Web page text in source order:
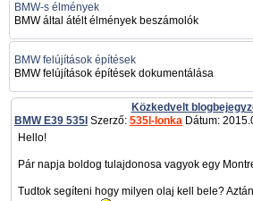
BMW-s élmények
BMW által átélt élmények beszámolók
BMW felújítások építések
BMW felújítások építések dokumentálása
Közkedvelt
BMW E39 535I Szerző: 535I-lonka Dátum:
Hello!
Pár napja boldog tulajdonosa vagyok egy
Tudtok segíteni hogy milyen olaj kell bele?